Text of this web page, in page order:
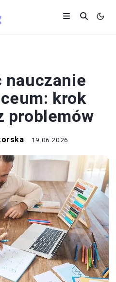
nauczanie
krok
problemów
19.06.2026